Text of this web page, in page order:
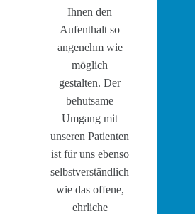
Ihnen den
Aufenthalt so
angenehm wie
möglich
gestalten. Der
behutsame
Umgang mit
unseren Patienten
ist für uns ebenso
selbstverständlich
wie das offene,
ehrliche